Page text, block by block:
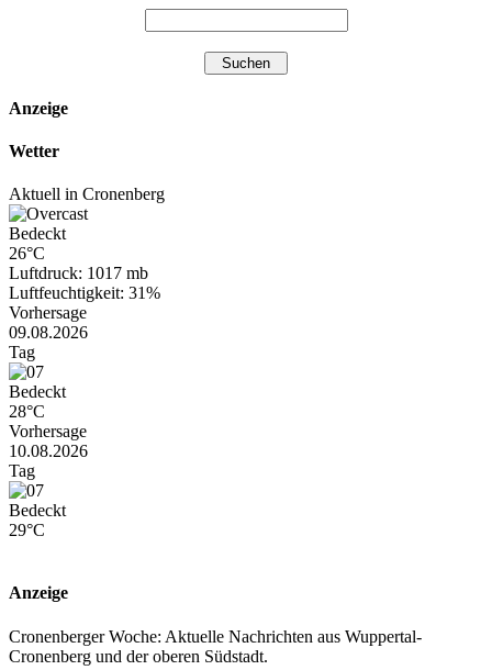
Anzeige
Wetter
Aktuell in Cronenberg
Bedeckt
26°C
Luftdruck: 1017 mb
Luftfeuchtigkeit: 31%
Vorhersage
09.08.2026
Tag
Bedeckt
28°C
Vorhersage
10.08.2026
Tag
Bedeckt
29°C
Anzeige
Cronenberger Woche: Aktuelle Nachrichten aus Wuppertal-
Cronenberg und der oberen Südstadt.